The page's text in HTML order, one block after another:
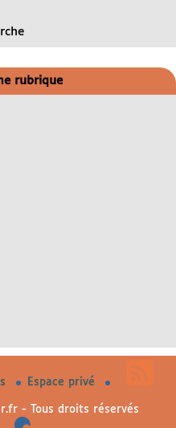
rubrique
Espace privé
- Tous droits réservés